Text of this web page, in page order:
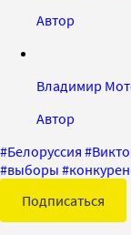
Автор
Владимир
Автор
#Белоруссия #
#выборы #
Подписаться